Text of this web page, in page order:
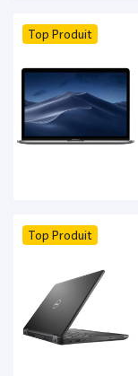
Top Produit
Top Produit